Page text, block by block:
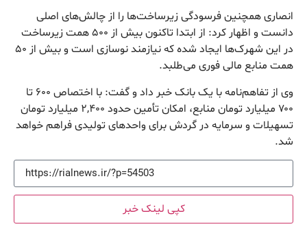
انصاری همچنین فرسودگی زیرساخت‌ها را از چالش‌های اصلی
دانست و اظهار کرد: از ابتدا تاکنون بیش از ۵۰۰ همت زیرساخت
در این شهرک‌ها ایجاد شده که نیازمند نوسازی است و بیش از ۵۰
همت منابع مالی فوری می‌طلبد.
وی از تفاهم‌نامه با یک بانک خبر داد و گفت: با اختصاص ۶۰۰ تا
۷۰۰ میلیارد تومان منابع، امکان تأمین حدود ۲,۴۰۰ میلیارد تومان
تسهیلات و سرمایه در گردش برای واحدهای تولیدی فراهم خواهد
شد.
کپی لینک خبر